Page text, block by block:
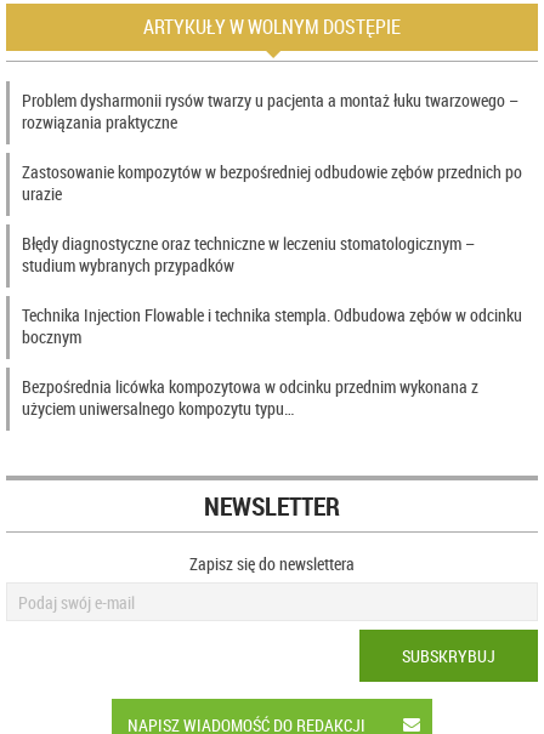
ARTYKUŁY W WOLNYM DOSTĘPIE
Problem dysharmonii rysów twarzy u pacjenta a montaż łuku twarzowego –
rozwiązania praktyczne
Zastosowanie kompozytów w bezpośredniej odbudowie zębów przednich po
urazie
Błędy diagnostyczne oraz techniczne w leczeniu stomatologicznym –
studium wybranych przypadków
Technika Injection Flowable i technika stempla. Odbudowa zębów w odcinku
bocznym
Bezpośrednia licówka kompozytowa w odcinku przednim wykonana z
użyciem uniwersalnego kompozytu typu…
NEWSLETTER
Zapisz się do newslettera
SUBSKRYBUJ
NAPISZ WIADOMOŚĆ DO REDAKCJI